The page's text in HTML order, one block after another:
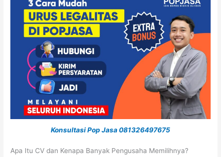
Konsultasi Pop Jasa 081326497675
Apa Itu CV dan Kenapa Banyak Pengusaha Memilihnya?